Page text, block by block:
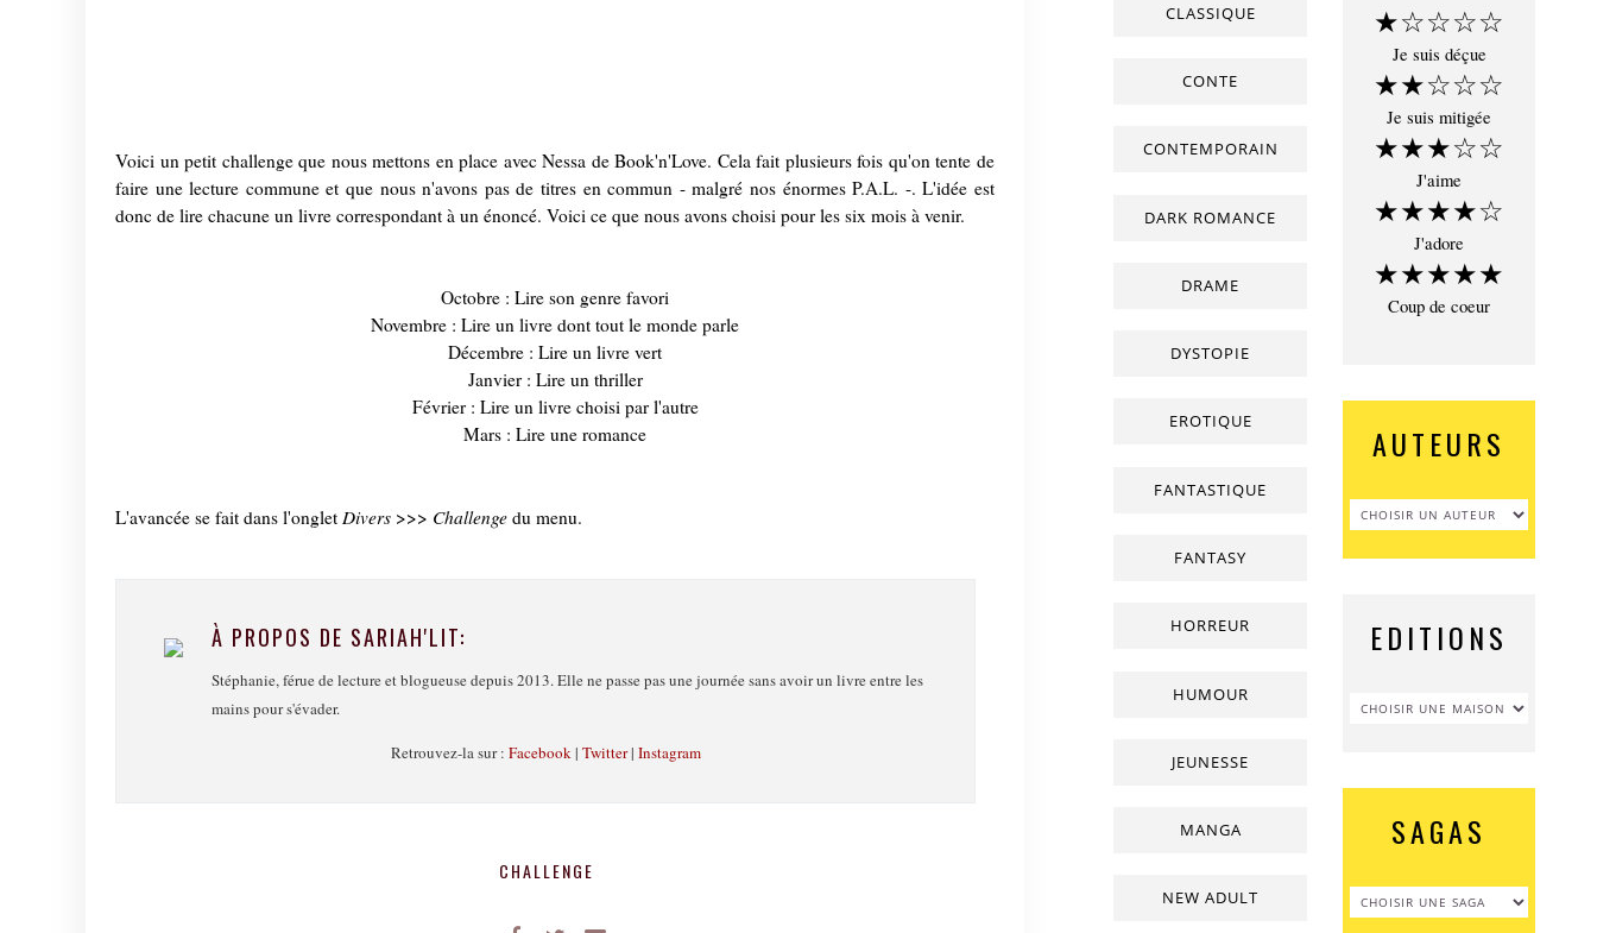
Voici un petit challenge que nous mettons en place avec Nessa de Book'n'Love. Cela fait plusieurs fois qu'on tente de
faire une lecture commune et que nous n'avons pas de titres en commun - malgré nos énormes P.A.L. -. L'idée est
donc de lire chacune un livre correspondant à un énoncé. Voici ce que nous avons choisi pour les six mois à venir.
Octobre : Lire son genre favori
Novembre : Lire un livre dont tout le monde parle
Décembre : Lire un livre vert
Janvier : Lire un thriller
Février : Lire un livre choisi par l'autre
Mars : Lire une romance
L'avancée se fait dans l'onglet Divers >>> Challenge du menu.
À PROPOS DE SARIAH'LIT:
Stéphanie, férue de lecture et blogueuse depuis 2013. Elle ne passe pas une journée sans avoir un livre entre les
mains pour s'évader.
Retrouvez-la sur : Facebook | Twitter| Instagram
CHALLENGE
CLASSIQUE
CONTE
CONTEMPORAIN
DARK ROMANCE
DRAME
DYSTOPIE
EROTIQUE
FANTASTIQUE
FANTASY
HORREUR
HUMOUR
JEUNESSE
MANGA
NEW ADULT
★☆☆☆☆
Je suis déçue
★★☆☆☆
Je suis mitigée
★★★☆☆
J'aime
★★★★☆
J'adore
★★★★★
Coup de coeur
AUTEURS
EDITIONS
SAGAS